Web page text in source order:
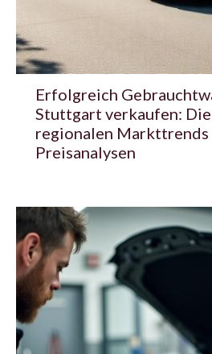
Erfolgreich
Stuttgart verkaufen:
regionalen Markttrends
Preisanalysen